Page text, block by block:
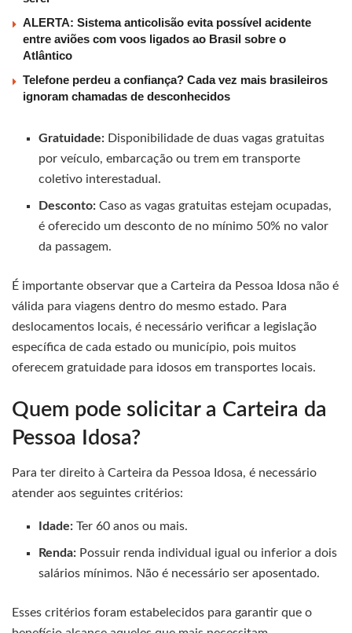
ALERTA: Sistema anticolisão evita possível acidente
entre aviões com voos ligados ao Brasil sobre o
Atlântico
Telefone perdeu a confiança? Cada vez mais brasileiros
ignoram chamadas de desconhecidos
Gratuidade: Disponibilidade de duas vagas gratuitas
por veículo, embarcação ou trem em transporte
coletivo interestadual.
Desconto: Caso as vagas gratuitas estejam ocupadas,
é oferecido um desconto de no mínimo 50% no valor
da passagem.
É importante observar que a Carteira da Pessoa Idosa não é
válida para viagens dentro do mesmo estado. Para
deslocamentos locais, é necessário verificar a legislação
específica de cada estado ou município, pois muitos
oferecem gratuidade para idosos em transportes locais.
Quem pode solicitar a Carteira da
Pessoa Idosa?
Para ter direito à Carteira da Pessoa Idosa, é necessário
atender aos seguintes critérios:
Idade: Ter 60 anos ou mais.
Renda: Possuir renda individual igual ou inferior a dois
salários mínimos. Não é necessário ser aposentado.
Esses critérios foram estabelecidos para garantir que o